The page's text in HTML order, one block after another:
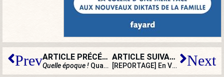
Prev ARTICLE PRÉCÉDENT
Quelle époque ! Quand la misère des agriculteurs amuse la galerie
ARTICLE SUIVANT
[REPORTAGE] En Vendée, F.-X. Bellamy entend la colère des pêcheurs français Next